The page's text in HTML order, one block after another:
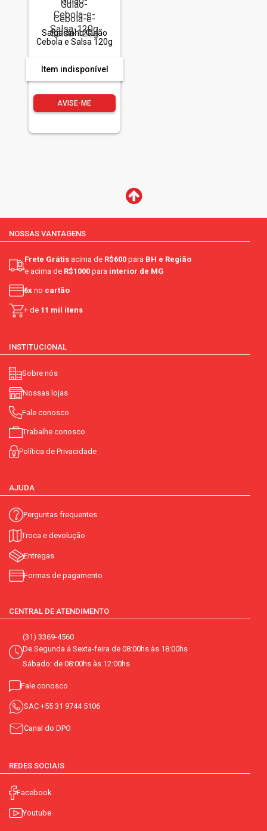
Salgadinho Gulão
Cebola e Salsa 120g
Item indisponível
AVISE-ME
NOSSAS VANTAGENS
Frete Grátis acima de R$600 para BH e Região
e acima de R$1000 para interior de MG
6x no cartão
+ de 11 mil itens
INSTITUCIONAL
Sobre nós
Nossas lojas
Fale conosco
Trabalhe conosco
Política de Privacidade
AJUDA
Perguntas frequentes
Troca e devolução
Entregas
Formas de pagamento
CENTRAL DE ATENDIMENTO
(31) 3369-4560
De Segunda á Sexta-feira de 08:00hs às 18:00hs
Sábado: de 08:00hs às 12:00hs
Fale conosco
SAC +55 31 9744 5106
Canal do DPO
REDES SOCIAIS
Facebook
Youtube